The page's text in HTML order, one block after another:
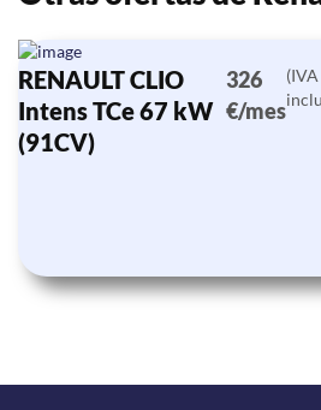
RENAULT CLIO
Intens TCe 67 kW
(91CV)
326
€/mes
(IVA